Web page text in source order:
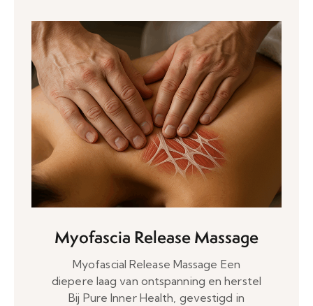
Myofascia Release Massage
Myofascial Release Massage Een
diepere laag van ontspanning en herstel
Bij Pure Inner Health, gevestigd in